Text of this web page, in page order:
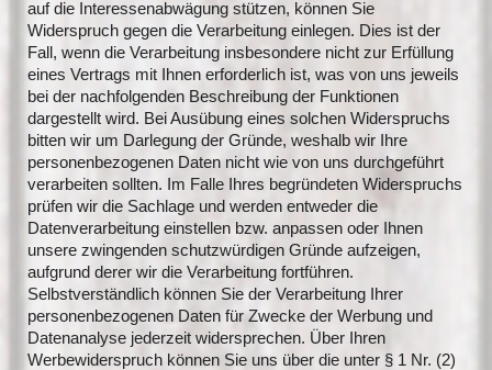
auf die Interessenabwägung stützen, können Sie
Widerspruch gegen die Verarbeitung einlegen. Dies ist der
Fall, wenn die Verarbeitung insbesondere nicht zur Erfüllung
eines Vertrags mit Ihnen erforderlich ist, was von uns jeweils
bei der nachfolgenden Beschreibung der Funktionen
dargestellt wird. Bei Ausübung eines solchen Widerspruchs
bitten wir um Darlegung der Gründe, weshalb wir Ihre
personenbezogenen Daten nicht wie von uns durchgeführt
verarbeiten sollten. Im Falle Ihres begründeten Widerspruchs
prüfen wir die Sachlage und werden entweder die
Datenverarbeitung einstellen bzw. anpassen oder Ihnen
unsere zwingenden schutzwürdigen Gründe aufzeigen,
aufgrund derer wir die Verarbeitung fortführen.
Selbstverständlich können Sie der Verarbeitung Ihrer
personenbezogenen Daten für Zwecke der Werbung und
Datenanalyse jederzeit widersprechen. Über Ihren
Werbewiderspruch können Sie uns über die unter § 1 Nr. (2)